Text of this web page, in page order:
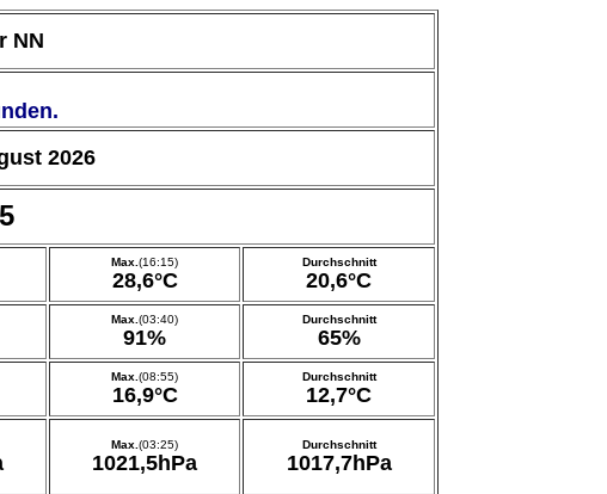
NN
2026
Max. (16:15)
28,6°C
Durchschnitt
20,6°C
Max. (03:40)
91%
Durchschnitt
65%
Max. (08:55)
16,9°C
Durchschnitt
12,7°C
Max. (03:25)
1021,5hPa
Durchschnitt
1017,7hPa